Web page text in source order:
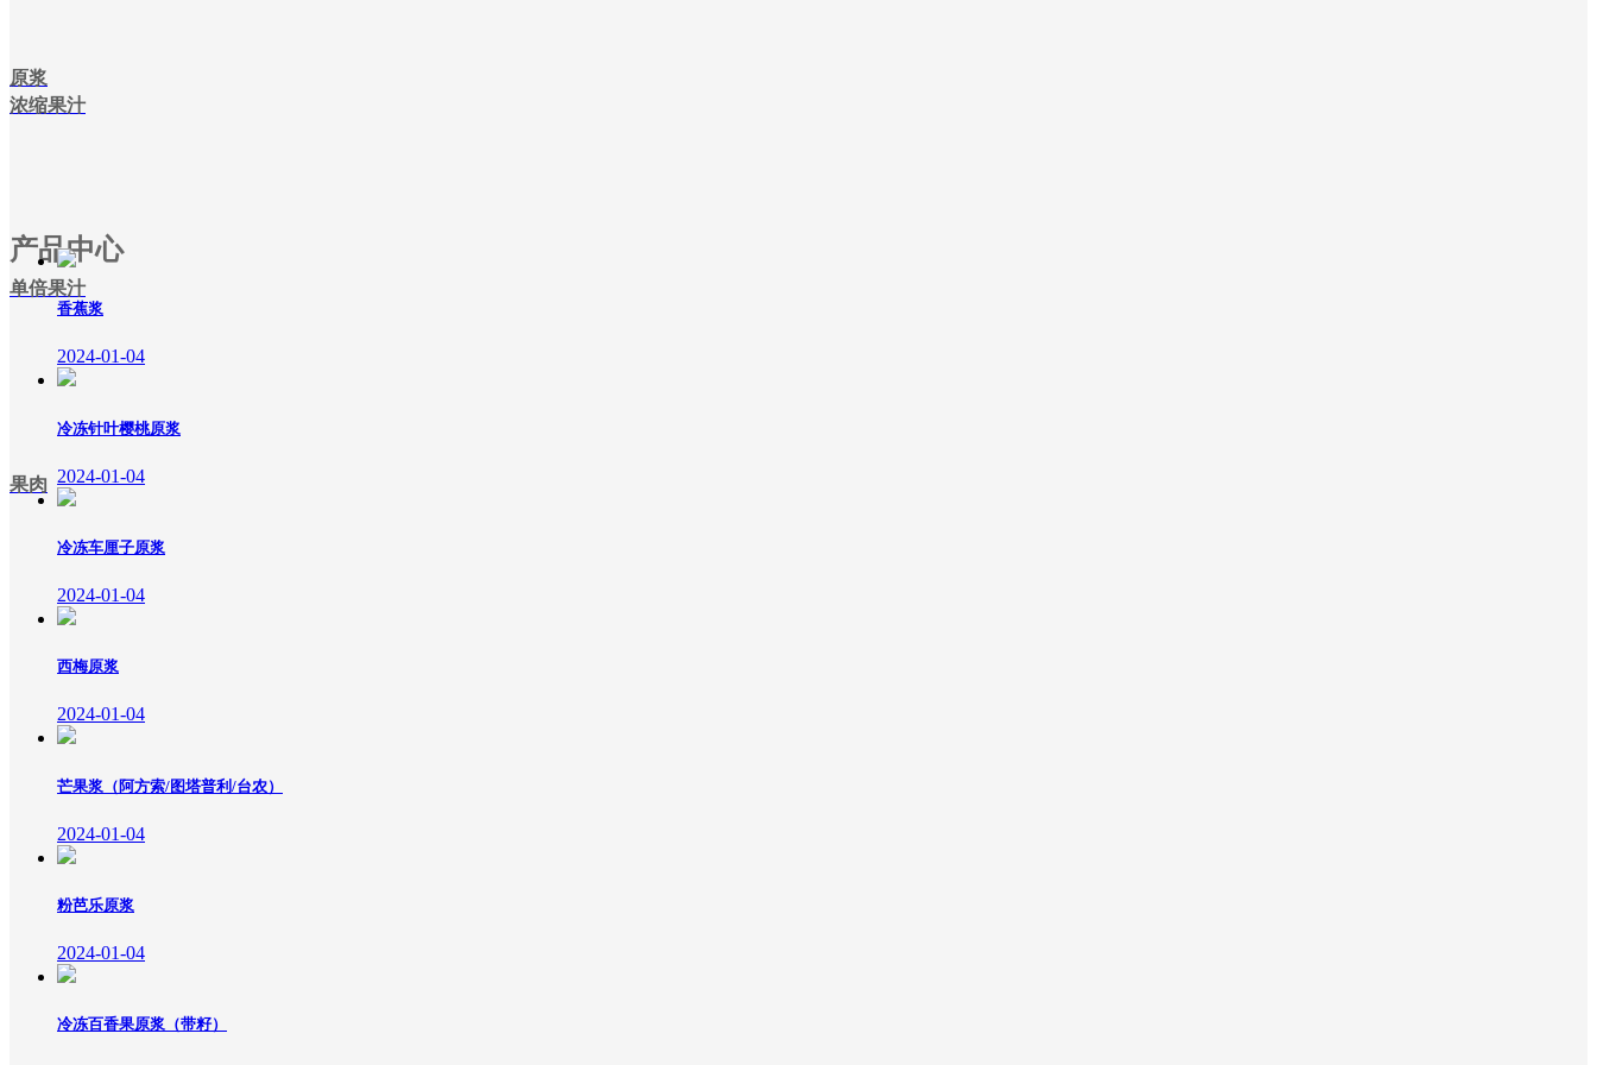
原浆
浓缩果汁
产品中心
单倍果汁
果肉
香蕉浆
2024-01-04
冷冻针叶樱桃原浆
2024-01-04
冷冻车厘子原浆
2024-01-04
西梅原浆
2024-01-04
芒果浆（阿方索/图塔普利/台农）
2024-01-04
粉芭乐原浆
2024-01-04
冷冻百香果原浆（带籽）